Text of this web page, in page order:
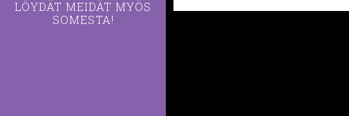
LÖYDÄT MEIDÄT MYÖS
SOMESTA!